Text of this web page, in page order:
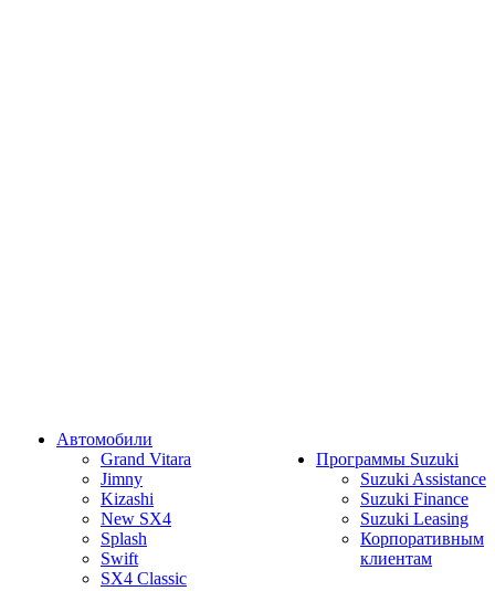
Автомобили
Grand Vitara
Jimny
Kizashi
New SX4
Splash
Swift
SX4 Classic
Программы Suzuki
Suzuki Assistance
Suzuki Finance
Suzuki Leasing
Корпоративным
клиентам